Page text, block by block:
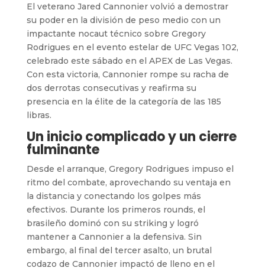
El veterano Jared Cannonier volvió a demostrar
su poder en la división de peso medio con un
impactante nocaut técnico sobre Gregory
Rodrigues en el evento estelar de UFC Vegas 102,
celebrado este sábado en el APEX de Las Vegas.
Con esta victoria, Cannonier rompe su racha de
dos derrotas consecutivas y reafirma su
presencia en la élite de la categoría de las 185
libras.
Un inicio complicado y un cierre
fulminante
Desde el arranque, Gregory Rodrigues impuso el
ritmo del combate, aprovechando su ventaja en
la distancia y conectando los golpes más
efectivos. Durante los primeros rounds, el
brasileño dominó con su striking y logró
mantener a Cannonier a la defensiva. Sin
embargo, al final del tercer asalto, un brutal
codazo de Cannonier impactó de lleno en el